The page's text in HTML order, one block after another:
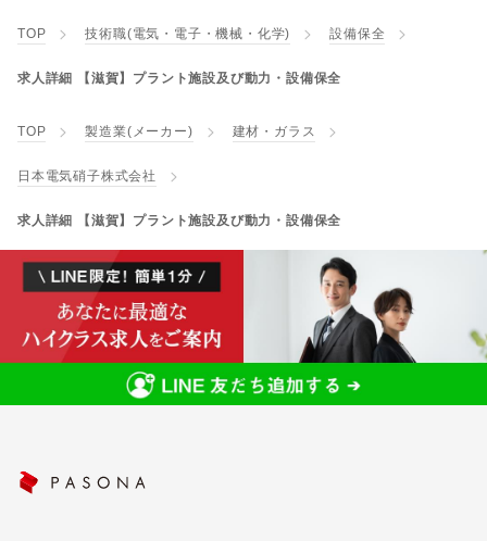
TOP 技術職(電気・電子・機械・化学) 設備保全
求人詳細 【滋賀】プラント施設及び動力・設備保全
TOP 製造業(メーカー) 建材・ガラス
日本電気硝子株式会社
求人詳細 【滋賀】プラント施設及び動力・設備保全